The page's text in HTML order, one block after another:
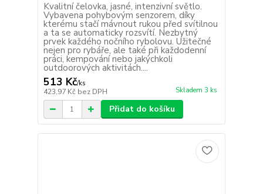
Kvalitní čelovka, jasné, intenzivní světlo.
Vybavena pohybovým senzorem, díky
kterému stačí mávnout rukou před svítilnou
a ta se automaticky rozsvítí. Nezbytný
prvek každého nočního rybolovu. Užitečné
nejen pro rybáře, ale také při každodenní
práci, kempování nebo jakýchkoli
outdoorových aktivitách....
513 Kč/ks
423,97 Kč bez DPH Skladem 3 ks
Přidat do košíku